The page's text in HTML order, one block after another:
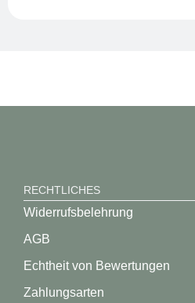
RECHTLICHES
Widerrufsbelehrung
AGB
Echtheit von Bewertungen
Zahlungsarten